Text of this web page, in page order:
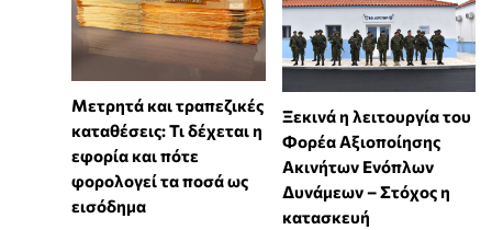
Μετρητά και τραπεζικές
καταθέσεις: Τι δέχεται η
εφορία και πότε
φορολογεί τα ποσά ως
εισόδημα
Ξεκινά η λειτουργία του
Φορέα Αξιοποίησης
Ακινήτων Ενόπλων
Δυνάμεων – Στόχος η
κατασκευή